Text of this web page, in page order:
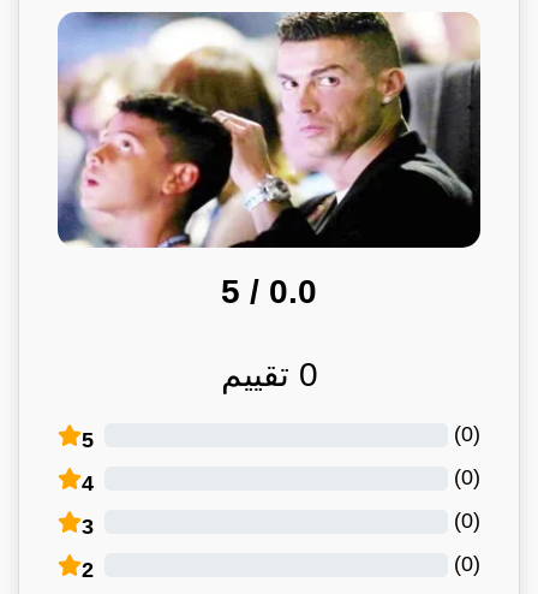
0.0
/ 5
0 تقييم
5 (
0
)
4 (
0
)
3 (
0
)
2 (
0
)